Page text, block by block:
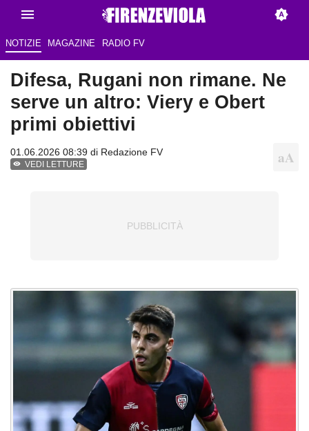
NOTIZIE MAGAZINE RADIO FV
Difesa, Rugani non rimane. Ne
serve un altro: Viery e Obert
primi obiettivi
01.06.2026 08:39 di Redazione FV
VEDI LETTURE